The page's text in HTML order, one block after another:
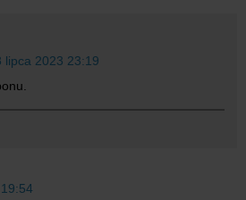
lipca 2023 23:19